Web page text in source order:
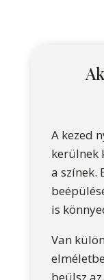
A kezed
kerülnek
a színek.
is
Van
beülsz